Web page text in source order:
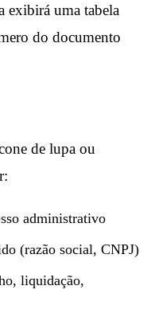
exibirá uma tabela
do documento
de lupa ou
administrativo
(razão social, CNPJ)
liquidação,